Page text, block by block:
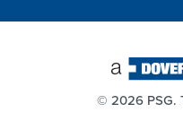
© 2026 PSG.